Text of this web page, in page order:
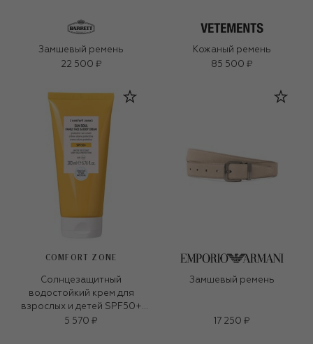
Замшевый ремень
22 500 ₽
Кожаный ремень
85 500 ₽
COMFORT ZONE
Солнцезащитный
водостойкий крем для
взрослых и детей SPF50+
Sun soul 200ml)
5 570 ₽
Замшевый ремень
17 250 ₽